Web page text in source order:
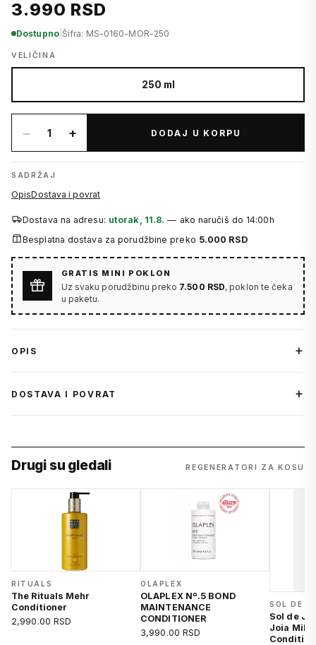
3.990 RSD
Dostupno| Šifra: MS-0160-MOR-250
VELIČINA
250 ml
− 1 + DODAJ U KORPU
SADRŽAJ
OpisDostava i povrat
Dostava na adresu: utorak, 11.8. — ako naručiš do 14:00h
Besplatna dostava za porudžbine preko 5.000 RSD
GRATIS MINI POKLON
Uz svaku porudžbinu preko 7.500 RSD, poklon te čeka
u paketu.
OPIS
DOSTAVA I POVRAT
Drugi su gledali REGENERATORI ZA KOSU
RITUALS
The Rituals Mehr
Conditioner
2,990.00 RSD
OLAPLEX
OLAPLEX Nº.5 BOND
MAINTENANCE
CONDITIONER
3,990.00 RSD
SOL DE
Sol de
Joia